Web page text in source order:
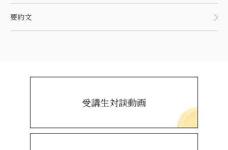
要約文
受講生対談動画